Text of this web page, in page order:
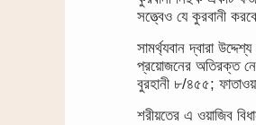
সত্ত্বেও যে কুরবানী
সামর্থ্যবান দ্বারা
প্রয়োজনের অতিরক্ত
বুরহানী ৮/৪৫৫;
শরীয়তের এ ওয়াজিব